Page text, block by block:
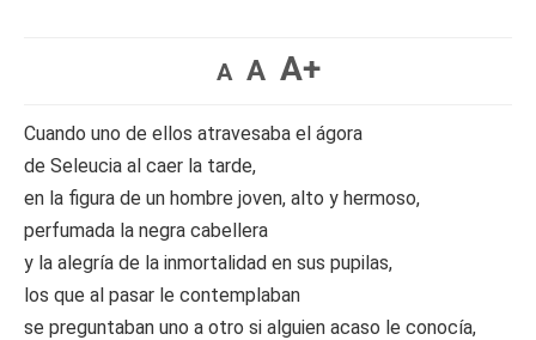
A A A+
Cuando uno de ellos atravesaba el ágora
de Seleucia al caer la tarde,
en la figura de un hombre joven, alto y hermoso,
perfumada la negra cabellera
y la alegría de la inmortalidad en sus pupilas,
los que al pasar le contemplaban
se preguntaban uno a otro si alguien acaso le conocía,